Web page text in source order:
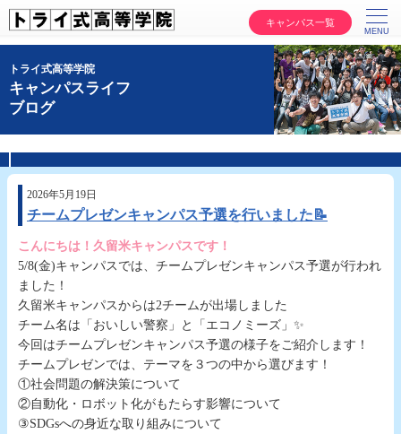
キャンパス一覧
トライ式高等学院
キャンパスライフ
ブログ
2026年5月19日
チームプレゼンキャンパス予選を行いました📝
こんにちは！久留米キャンパスです！
5/8(金)キャンパスでは、チームプレゼンキャンパス予選が行われ
ました！
久留米キャンパスからは2チームが出場しました
チーム名は「おいしい警察」と「エコノミーズ」✨
今回はチームプレゼンキャンパス予選の様子をご紹介します！
チームプレゼンでは、テーマを３つの中から選びます！
①社会問題の解決策について
②自動化・ロボット化がもたらす影響について
③SDGsへの身近な取り組みについて